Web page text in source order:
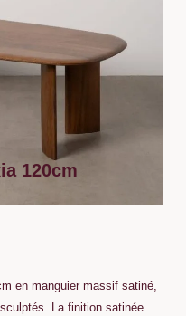
120cm
en manguier massif satiné,
La finition satinée